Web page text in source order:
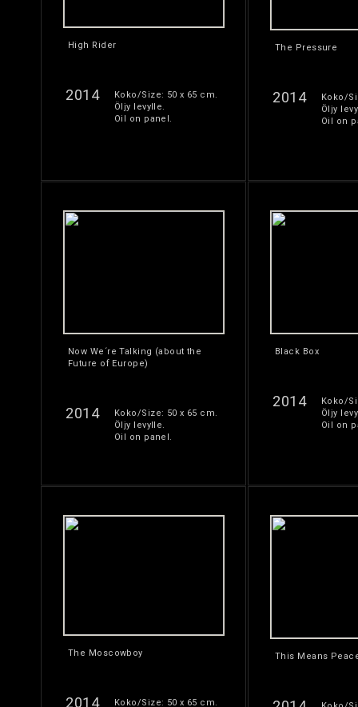
High Rider
2014
Koko/Size: 50 x 65 cm.
Öljy levylle.
Oil on panel.
The Pressure
2014
Koko/
Öljy
Oil on
Now We´re Talking (about the
Future of Europe)
2014
Koko/Size: 50 x 65 cm.
Öljy levylle.
Oil on panel.
Black Box
2014
Koko/
Öljy
Oil on
The Moscowboy
2014 Koko/Size: 50 x 65 cm.
This Means